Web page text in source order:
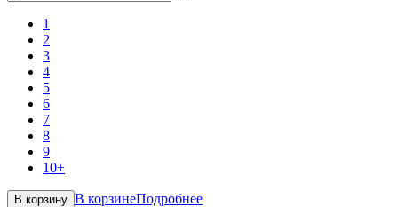
1
2
3
4
5
6
7
8
9
10+
В корзину В корзинеПодробнее